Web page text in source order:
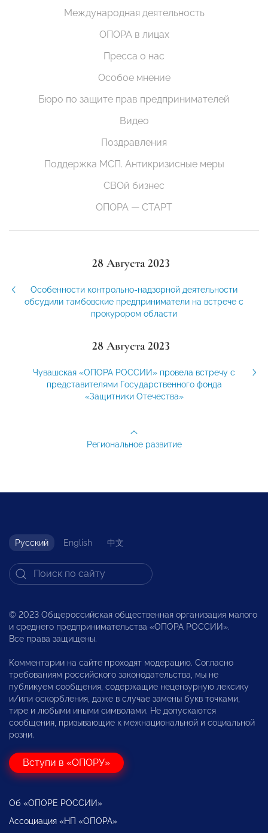
Международная деятельность
ОПОРА в лицах
Пресса о нас
Особое мнение
Бюро по защите прав предпринимателей
Видео
Поздравления
Поддержка МСП. Антикризисные меры
СВОй бизнес
ОПОРА — СТАРТ
28 Августа 2023
Особенности контрольно-надзорной деятельности
обсудили тамбовские предприниматели на встрече с
прокурором области
28 Августа 2023
Чувашская «ОПОРА РОССИИ» провела встречу с
представителями Государственного фонда
«Защитники Отечества»
Региональное развитие
Русский English 中文
© 2023 Общероссийская общественная организация малого
и среднего предпринимательства «ОПОРА РОССИИ».
Все права защищены.
Комментарии на сайте проходят модерацию. Согласно
требованиям российского законодательства, мы не
публикуем сообщения, содержащие нецензурную лексику
и/или оскорбления, даже в случае замены букв точками,
тире и любыми иными символами. Не допускаются
сообщения, призывающие к межнациональной и социальной
розни.
Вступи в «ОПОРУ»
Об «ОПОРЕ РОССИИ»
Ассоциация «НП «ОПОРА»